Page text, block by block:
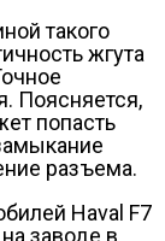
такого
жгута
Поясняется,
попасть
разъема.
Haval F7
заводе в